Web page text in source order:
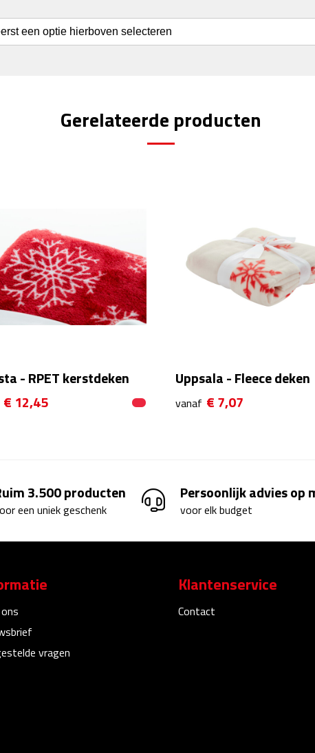
een optie hierboven selecteren
Gerelateerde producten
- RPET kerstdeken
€ 12,45
Uppsala - Fleece deken
vanaf € 7,07
3.500 producten
een uniek geschenk
Persoonlijk advies op
voor elk budget
vragen
Klantenservice
Contact